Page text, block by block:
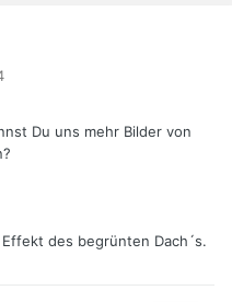
Du uns mehr Bilder von
des begrünten Dach´s.